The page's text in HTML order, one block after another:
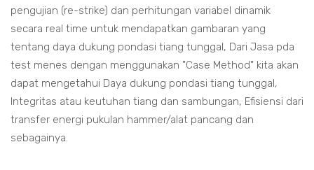
pengujian (re-strike) dan perhitungan variabel dinamik
secara real time untuk mendapatkan gambaran yang
tentang daya dukung pondasi tiang tunggal, Dari Jasa pda
test menes dengan menggunakan "Case Method" kita akan
dapat mengetahui Daya dukung pondasi tiang tunggal,
Integritas atau keutuhan tiang dan sambungan, Efisiensi dari
transfer energi pukulan hammer/alat pancang dan
sebagainya.